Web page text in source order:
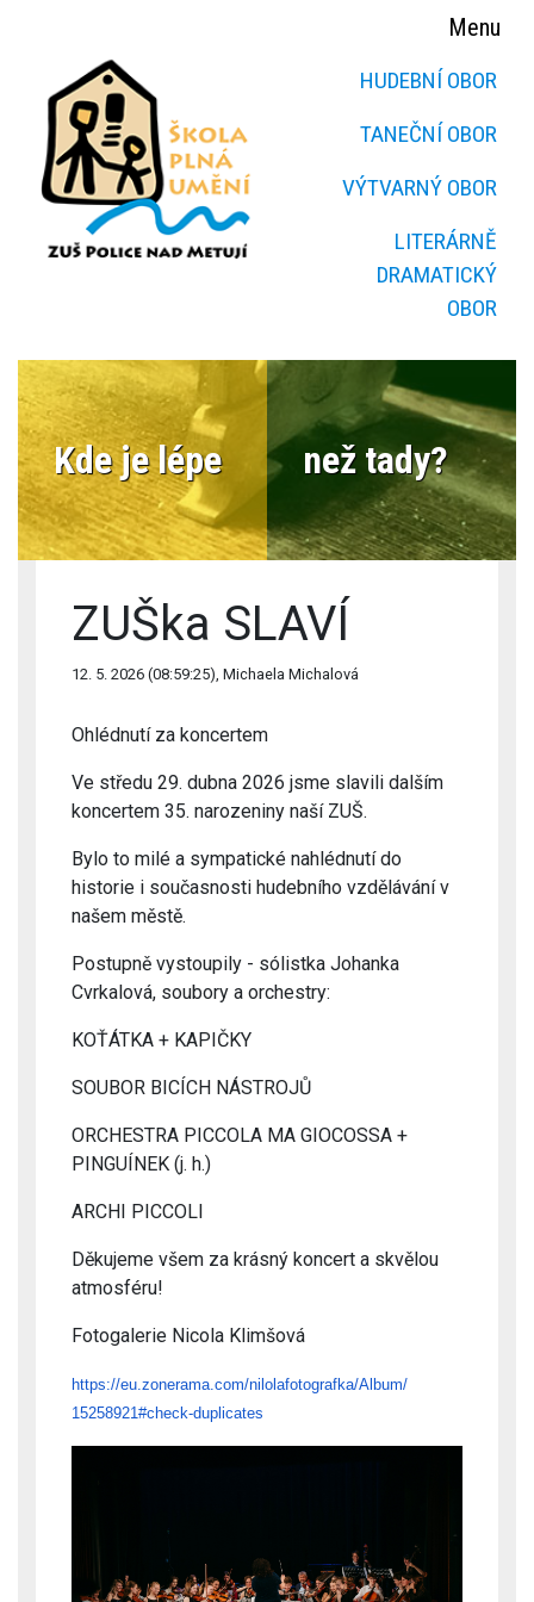
Menu
HUDEBNÍ OBOR
TANEČNÍ OBOR
VÝTVARNÝ OBOR
LITERÁRNĚ
DRAMATICKÝ
OBOR
Kde je lépe než tady?
ZUŠka SLAVÍ
12. 5. 2026 (08:59:25), Michaela Michalová
Ohlédnutí za koncertem
Ve středu 29. dubna 2026 jsme slavili dalším
koncertem 35. narozeniny naší ZUŠ.
Bylo to milé a sympatické nahlédnutí do
historie i současnosti hudebního vzdělávání v
našem městě.
Postupně vystoupily - sólistka Johanka
Cvrkalová, soubory a orchestry:
KOŤÁTKA + KAPIČKY
SOUBOR BICÍCH NÁSTROJŮ
ORCHESTRA PICCOLA MA GIOCOSSA +
PINGUÍNEK (j. h.)
ARCHI PICCOLI
Děkujeme všem za krásný koncert a skvělou
atmosféru!
Fotogalerie Nicola Klimšová
https://eu.zonerama.com/nilolafotografka/Album/
15258921#check-duplicates